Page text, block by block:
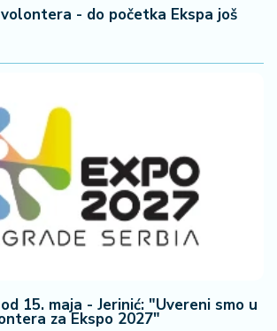
- do početka Ekspa još
15. maja - Jerinić: "Uvereni smo u
za Ekspo 2027"